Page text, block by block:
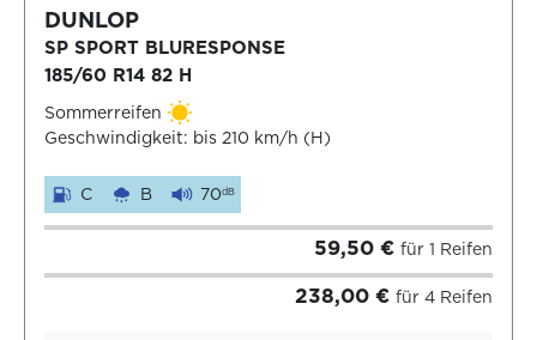
DUNLOP
SP SPORT BLURESPONSE
185/60 R14 82 H
Sommerreifen
Geschwindigkeit: bis 210 km/h (H)
C B 70dB
59,50 € für 1 Reifen
238,00 € für 4 Reifen